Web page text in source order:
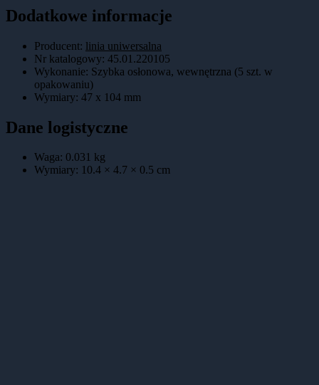
Dodatkowe informacje
Producent: linia uniwersalna
Nr katalogowy: 45.01.220105
Wykonanie: Szybka osłonowa, wewnętrzna (5 szt. w
opakowaniu)
Wymiary: 47 x 104 mm
Dane logistyczne
Waga: 0.031 kg
Wymiary: 10.4 × 4.7 × 0.5 cm